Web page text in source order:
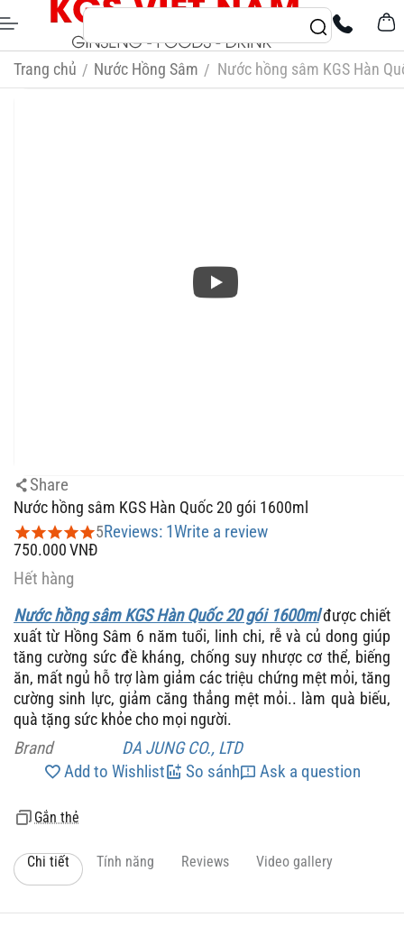
Trang chủ / Nước Hồng Sâm / Nước hồng sâm KGS Hàn
Share
Nước hồng sâm KGS Hàn Quốc 20 gói 1600ml
5Reviews: 1Write a review
750.000VNĐ
Hết hàng
Nước hồng sâm KGS Hàn Quốc 20 gói 1600ml được chiết
xuất từ Hồng Sâm 6 năm tuổi, linh chi, rễ và củ dong giúp
tăng cường sức đề kháng, chống suy nhược cơ thể, biếng
ăn, mất ngủ hỗ trợ làm giảm các triệu chứng mệt mỏi, tăng
cường sinh lực, giảm căng thẳng mệt mỏi.. làm quà biếu,
quà tặng sức khỏe cho mọi người.
Brand
DA JUNG CO., LTD
Add to Wishlist
So sánh Ask a question
Gắn thẻ
Chi tiết Tính năng Reviews Video gallery